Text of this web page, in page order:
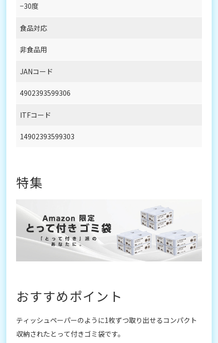
−30度
食品対応
非食品用
JANコード
4902393599306
ITFコード
14902393599303
特集
おすすめポイント
ティッシュペーパーのように1枚ずつ取り出せるコンパクト
収納されたとって付きゴミ袋です。